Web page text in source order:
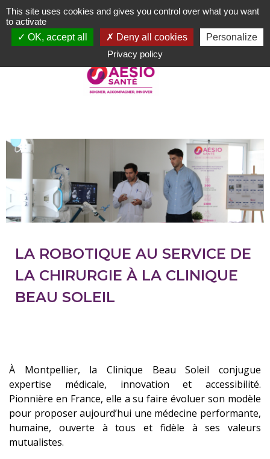
Aller
au
contenu
LA ROBOTIQUE AU SERVICE DE
LA CHIRURGIE À LA CLINIQUE
BEAU SOLEIL
À Montpellier, la Clinique Beau Soleil conjugue
expertise médicale, innovation et accessibilité.
Pionnière en France, elle a su faire évoluer son modèle
pour proposer aujourd’hui une médecine performante,
humaine, ouverte à tous et fidèle à ses valeurs
mutualistes.
This site uses cookies and gives you control over what you want
to activate
OK, accept all
Deny all cookies
Personalize
Privacy policy